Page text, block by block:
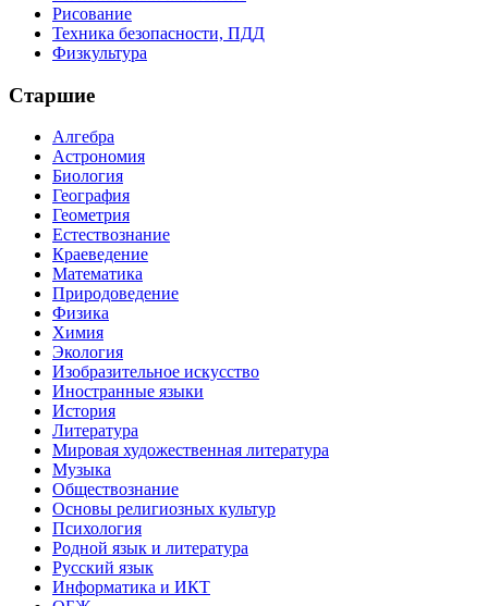
Рисование
Техника безопасности, ПДД
Физкультура
Старшие
Алгебра
Астрономия
Биология
География
Геометрия
Естествознание
Краеведение
Математика
Природоведение
Физика
Химия
Экология
Изобразительное искусство
Иностранные языки
История
Литература
Мировая художественная литература
Музыка
Обществознание
Основы религиозных культур
Психология
Родной язык и литература
Русский язык
Информатика и ИКТ